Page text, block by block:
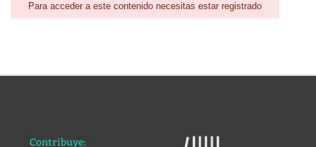
Para acceder a este contenido necesitas estar registrado
Contribuye: